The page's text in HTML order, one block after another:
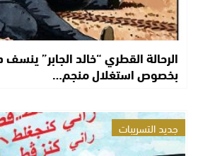
الرحالة القطري “خالد الجابر” ينسف
بخصوص استغلال منجم…
جديد التسريبات